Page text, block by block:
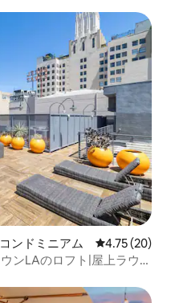
ンドミニアム レビュー20
4.75 (20)
ンLAのロフト|屋上ラウン